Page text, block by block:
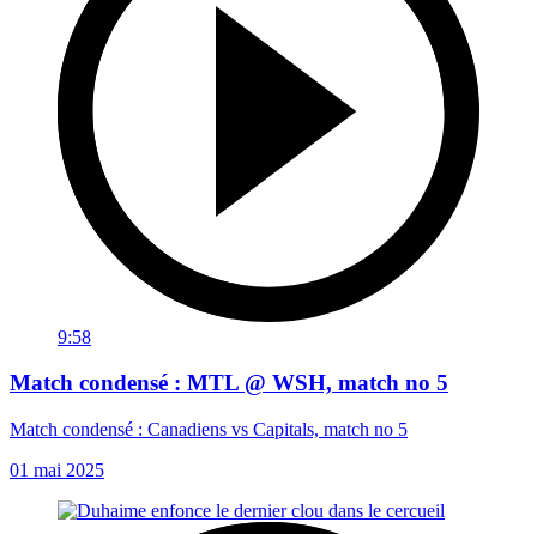
9:58
Match condensé : MTL @ WSH, match no 5
Match condensé : Canadiens vs Capitals, match no 5
01 mai 2025